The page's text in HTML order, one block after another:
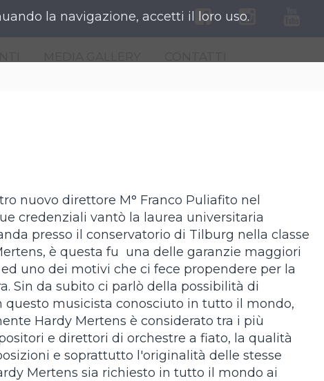
nuovo direttore M° Franco Puliafito nel
credenziali vantò la laurea universitaria
presso il conservatorio di Tilburg nella classe
è questa fu una delle garanzie maggiori
uno dei motivi che ci fece propendere per la
Sin da subito ci parlò della possibilità di
questo musicista conosciuto in tutto il mondo,
Hardy Mertens è considerato tra i più
e direttori di orchestre a fiato, la qualità
e soprattutto l'originalità delle stesse
Mertens sia richiesto in tutto il mondo ai
la navigazione, accetti il loro uso.